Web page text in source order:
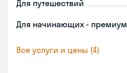
Для путешествий
Для начинающих - премиум
Все услуги и цены (4)